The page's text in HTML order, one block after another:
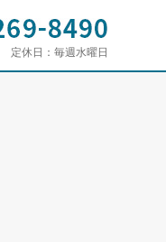
定休日： 毎週水曜日